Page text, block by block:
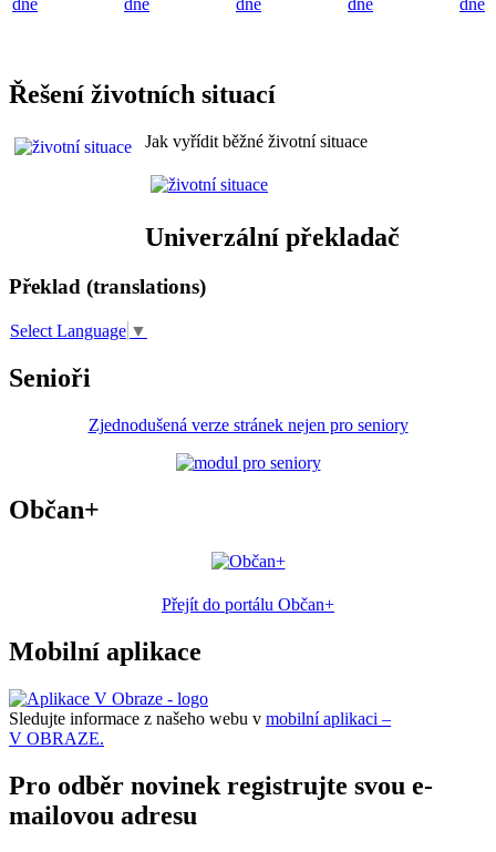
dne
dne
dne
dne
dne
Řešení životních situací
Jak vyřídit běžné životní situace
Univerzální překladač
Překlad (translations)
Select Language ▼
Senioři
Zjednodušená verze stránek nejen pro seniory
Občan+
Přejít do portálu Občan+
Mobilní aplikace
Sledujte informace z našeho webu v mobilní aplikaci –
V OBRAZE.
Pro odběr novinek registrujte svou e-
mailovou adresu